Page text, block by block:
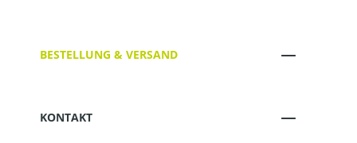
BESTELLUNG & VERSAND
KONTAKT